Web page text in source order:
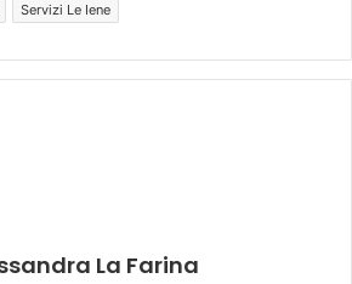
Servizi Le Iene
La Farina